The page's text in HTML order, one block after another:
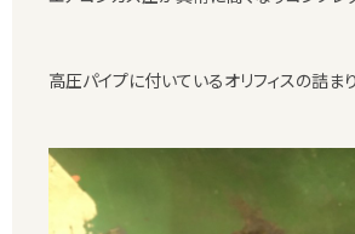
高圧パイプに付いているオリフィスの詰ま